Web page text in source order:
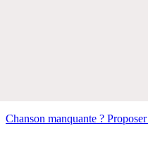
Chanson manquante ?